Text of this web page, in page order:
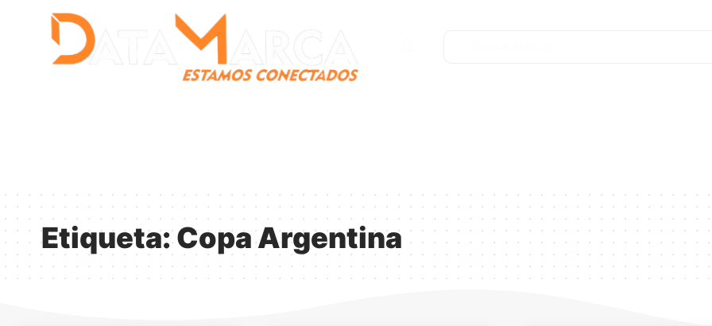
Etiqueta:Copa Argentina